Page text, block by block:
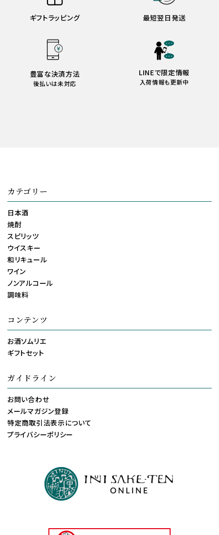
ギフトラッピング 最短翌日発送
豊富な決済方法
後払いは未対応
LINEで限定情報
入荷情報も更新中
カテゴリー
日本酒
焼酎
スピリッツ
ウイスキー
和リキュール
ワイン
ノンアルコール
調味料
コンテンツ
お酒ソムリエ
ギフトセット
ガイドライン
お問い合わせ
メールマガジン登録
特定商取引法表示について
プライバシーポリシー